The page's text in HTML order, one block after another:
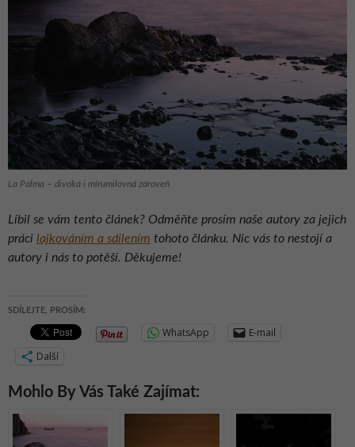
La Palma – divoká i mírumilovná zároveň
Líbil se vám tento článek? Odměňte prosím naše autory za jejich
práci lajkováním a sdílením tohoto článku. Nic vás to nestojí a
autory i nás to potěší. Děkujeme!
SDÍLEJTE, PROSÍM:
WhatsApp
E-mail
Další
Mohlo By Vás Také Zajímat: